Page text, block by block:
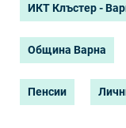
ИКТ Клъстер -
Община Варна
Пенсии